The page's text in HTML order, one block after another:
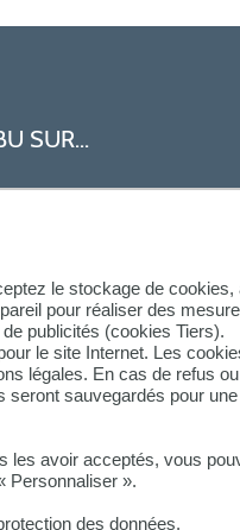
le stockage de cookies,
pour réaliser des
publicités (cookies Tiers).
le site Internet. Les
légales. En cas de refus ou
sauvegardés pour
les avoir acceptés, vous
Personnaliser ».
des données.
SUR...